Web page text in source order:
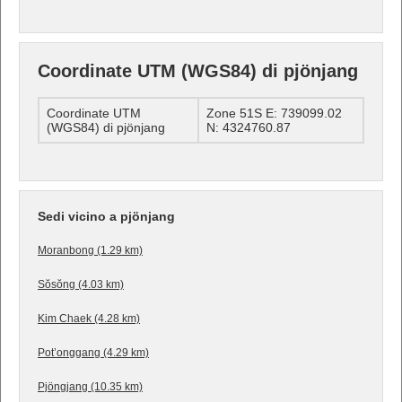
Coordinate UTM (WGS84) di pjönjang
Coordinate UTM
(WGS84) di pjönjang
Zone 51S E: 739099.02
N: 4324760.87
Sedi vicino a pjönjang
Moranbong (1.29 km)
Sŏsŏng (4.03 km)
Kim Chaek (4.28 km)
Pot’onggang (4.29 km)
Pjöngjang (10.35 km)